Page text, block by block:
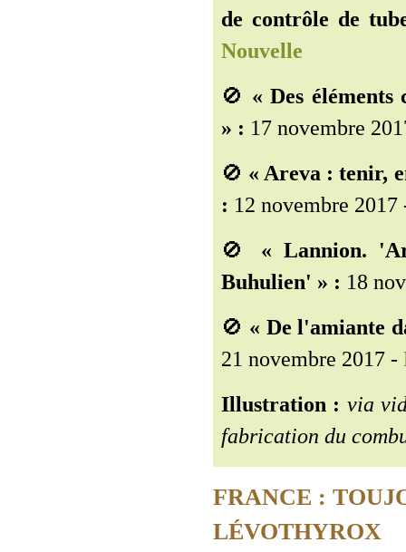
de contrôle de
Nouvelle
🚫 « Des éléments
» : 17 novembre
🚫 « Areva : tenir,
: 12 novembre 2017
🚫 « Lannion.
Buhulien' » : 18
🚫 « De l'amiante
21 novembre 2017 -
Illustration : via
fabrication du
FRANCE :
LÉVOTHYROX